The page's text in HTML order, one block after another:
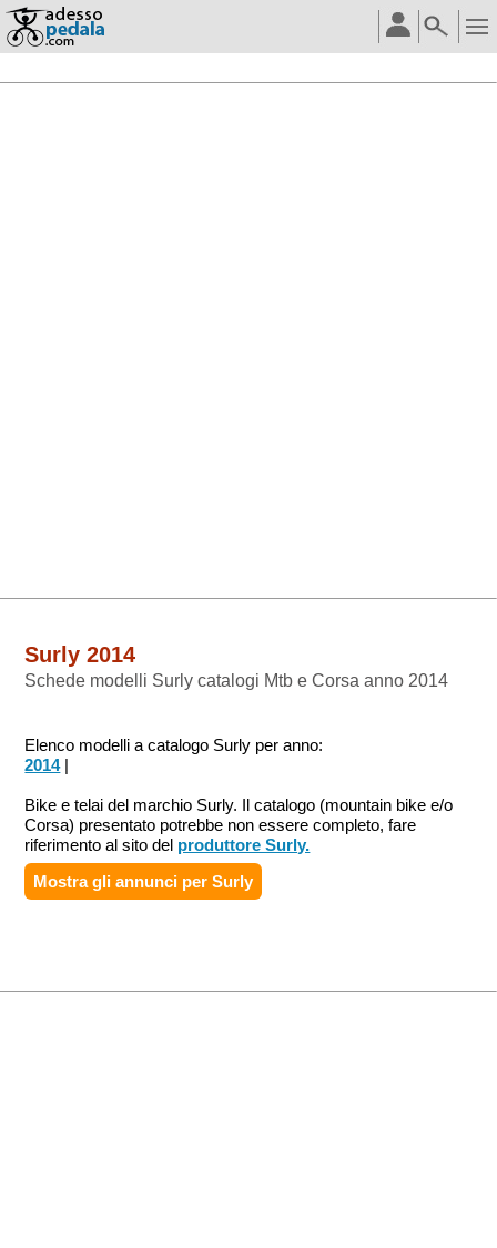
Surly 2014
Schede modelli Surly catalogi Mtb e Corsa anno 2014
Elenco modelli a catalogo Surly per anno:
2014|
Bike e telai del marchio Surly. Il catalogo (mountain bike e/o
Corsa) presentato potrebbe non essere completo, fare
riferimento al sito del produttore Surly.
Mostra gli annunci perSurly